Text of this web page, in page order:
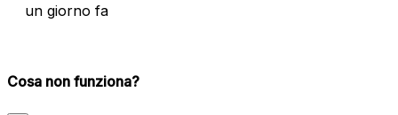
un giorno fa
Cosa non funziona?